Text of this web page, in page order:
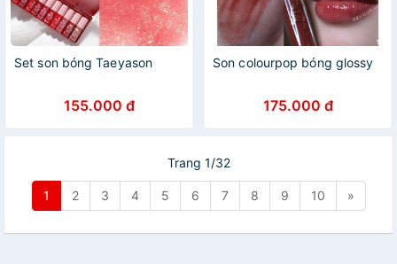
Set son bóng Taeyason
155.000 đ
Son colourpop bóng glossy
175.000 đ
Trang 1/32
1 2 3 4 5 6 7 8 9 10 »